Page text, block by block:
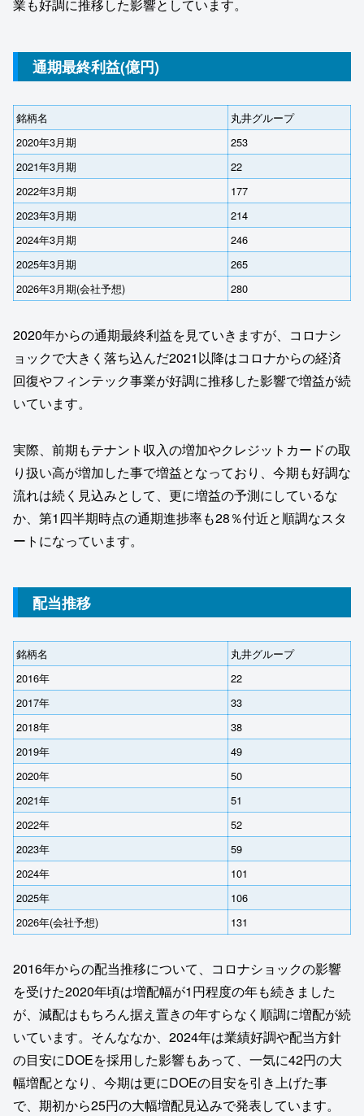
業も好調に推移した影響としています。
通期最終利益(億円)
銘柄名
丸井グループ
2020年3月期
253
2021年3月期
22
2022年3月期
177
2023年3月期
214
2024年3月期
246
2025年3月期
265
2026年3月期(会社予想)
280
2020年からの通期最終利益を見ていきますが、コロナシ
ョックで大きく落ち込んだ2021以降はコロナからの経済
回復やフィンテック事業が好調に推移した影響で増益が続
いています。
実際、前期もテナント収入の増加やクレジットカードの取
り扱い高が増加した事で増益となっており、今期も好調な
流れは続く見込みとして、更に増益の予測にしているな
か、第1四半期時点の通期進捗率も28％付近と順調なスタ
ートになっています。
配当推移
銘柄名
丸井グループ
2016年
22
2017年
33
2018年
38
2019年
49
2020年
50
2021年
51
2022年
52
2023年
59
2024年
101
2025年
106
2026年(会社予想)
131
2016年からの配当推移について、コロナショックの影響
を受けた2020年頃は増配幅が1円程度の年も続きました
が、減配はもちろん据え置きの年すらなく順調に増配が続
いています。そんななか、2024年は業績好調や配当方針
の目安にDOEを採用した影響もあって、一気に42円の大
幅増配となり、今期は更にDOEの目安を引き上げた事
で、期初から25円の大幅増配見込みで発表しています。